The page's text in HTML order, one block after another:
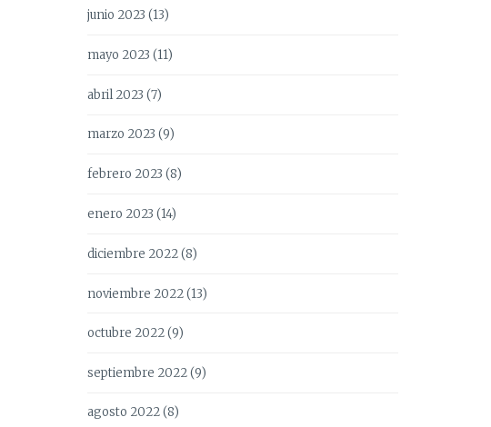
junio 2023 (13)
mayo 2023 (11)
abril 2023 (7)
marzo 2023 (9)
febrero 2023 (8)
enero 2023 (14)
diciembre 2022(8)
noviembre 2022(13)
octubre 2022(9)
septiembre 2022(9)
agosto 2022(8)